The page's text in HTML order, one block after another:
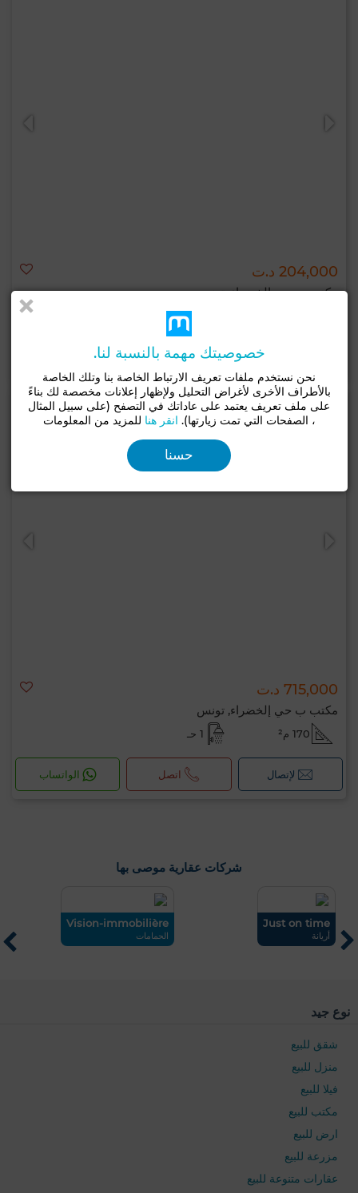
204,000 د.ت
مكتب ب حي إلخضراء, تونس
اتصل
715,000 د.ت
مكتب ب حي إلخضراء, تونس
170 م² 1 حـ
لإتصال اتصل الواتساب
شركات عقارية موصى بها
Just on time
أريانة
Vision-immobilière
الحمامات
نوع جيد
شقق للبيع
منزل للبيع
فيلا للبيع
مكتب للبيع
ارض للبيع
مزرعة للبيع
عقارات متنوعة للبيع
خصوصيتك مهمة بالنسبة لنا.
نحن نستخدم ملفات تعريف الارتباط الخاصة بنا وتلك الخاصة
بالأطراف الأخرى لأغراض التحليل ولإظهار إعلانات مخصصة لك بناءً
على ملف تعريف يعتمد على عاداتك في التصفح (على سبيل المثال
، الصفحات التي تمت زيارتها). انقر هنا للمزيد من المعلومات
حسنا